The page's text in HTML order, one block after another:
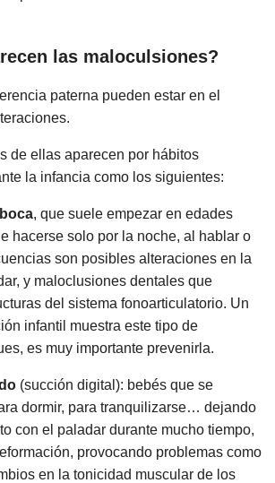
las maloculsiones?
paterna pueden estar en el
de ellas aparecen por hábitos
la infancia como los siguientes:
, que suele empezar en edades
hacerse solo por la noche, al hablar o
son posibles alteraciones en la
y maloclusiones dentales que
del sistema fonoarticulatorio. Un
infantil muestra este tipo de
es muy importante prevenirla.
(succión digital): bebés que se
dormir, para tranquilizarse… dejando
con el paladar durante mucho tiempo,
provocando problemas como
en la tonicidad muscular de los